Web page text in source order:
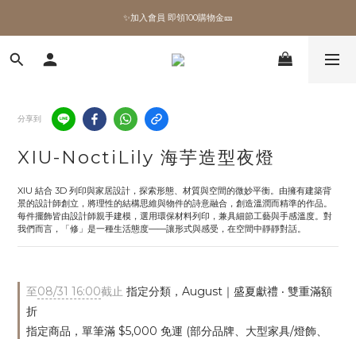
✨加入會員 即領100購物金🎫
✨加入會員 即領100購物金🎫
全館滿額現折🔥
✨加入會員 即領100購物金🎫
分享到
XIU-NoctiLily 海芋造型夜燈
XIU 結合 3D 列印與家居設計，探索形態、材質與空間的微妙平衡。由擁有建築背
景的設計師創立，將理性的結構思維與物件的詩意融合，創造溫潤而精準的作品。
每件擺飾皆由設計師親手建模，選用環保材料列印，兼具細節工藝與手感溫度。對
我們而言，「修」是一種生活態度——讓形式與感受，在空間中靜靜對話。
至08/31 16:00截止 指定分類，August｜盛夏獻禮 ‧ 雙重滿額
折
指定商品，單筆滿 $5,000 免運 (部分品牌、大型家具/燈飾、